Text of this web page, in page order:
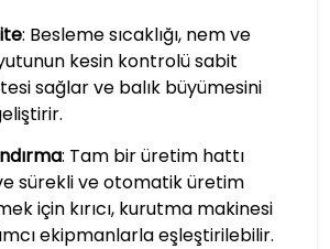
: Besleme sıcaklığı, nem ve
kesin kontrolü sabit
sağlar ve balık büyümesini
: Tam bir üretim hattı
sürekli ve otomatik üretim
için kırıcı, kurutma makinesi
ekipmanlarla eşleştirilebilir.